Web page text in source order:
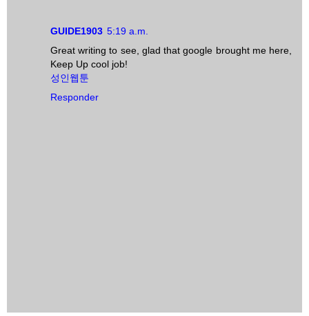
GUIDE1903 5:19 a.m.
Great writing to see, glad that google brought me here,
Keep Up cool job!
성인웹툰
Responder